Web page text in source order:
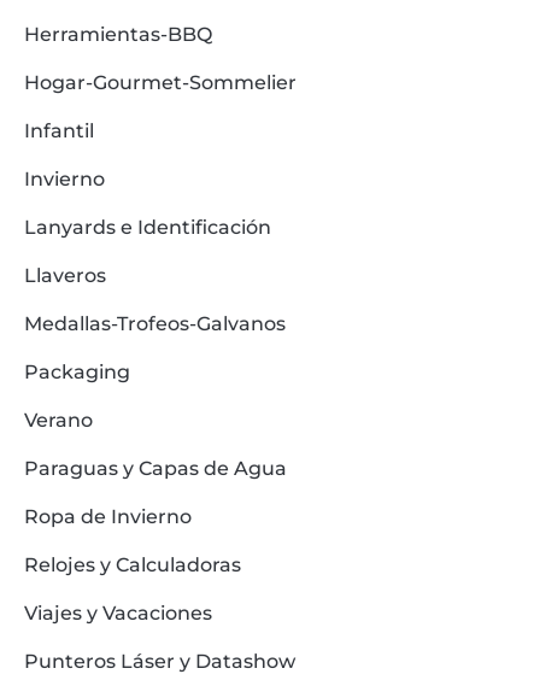
Herramientas-BBQ
Hogar-Gourmet-Sommelier
Infantil
Invierno
Lanyards e Identificación
Llaveros
Medallas-Trofeos-Galvanos
Packaging
Verano
Paraguas y Capas de Agua
Ropa de Invierno
Relojes y Calculadoras
Viajes y Vacaciones
Punteros Láser y Datashow